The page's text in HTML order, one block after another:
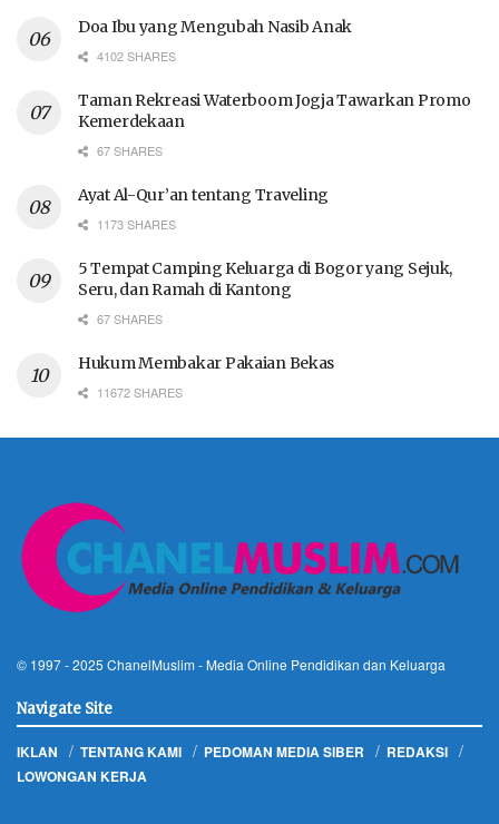
Doa Ibu yang Mengubah Nasib Anak
4102 SHARES
Taman Rekreasi Waterboom Jogja Tawarkan Promo
Kemerdekaan
67 SHARES
Ayat Al-Qur’an tentang Traveling
1173 SHARES
5 Tempat Camping Keluarga di Bogor yang Sejuk,
Seru, dan Ramah di Kantong
67 SHARES
Hukum Membakar Pakaian Bekas
11672 SHARES
© 1997 - 2025 ChanelMuslim - Media Online Pendidikan dan Keluarga
Navigate Site
IKLAN TENTANG KAMI PEDOMAN MEDIA SIBER
REDAKSI
LOWONGAN KERJA